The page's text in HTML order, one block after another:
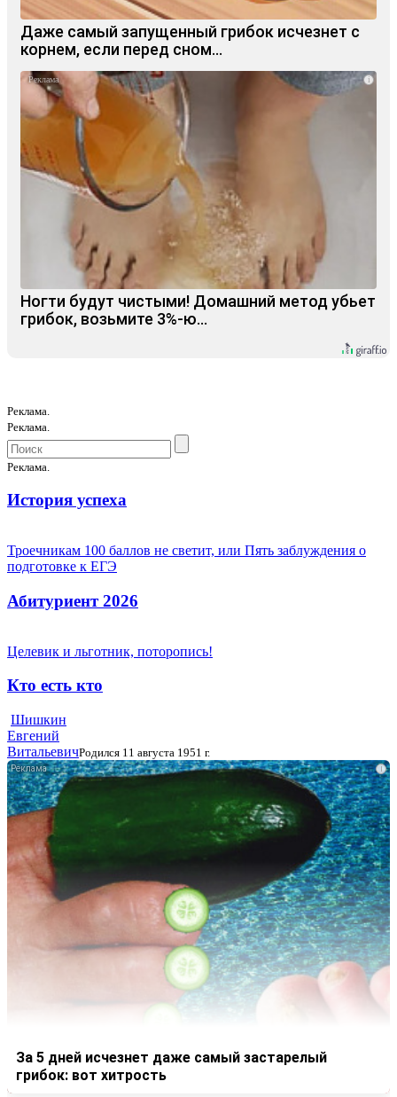
Даже самый запущенный грибок исчезнет с
корнем, если перед сном…
i
Ногти будут чистыми! Домашний метод убьет
грибок, возьмите 3%-ю…
Реклама.
Реклама.
Реклама.
История успеха
Троечникам 100 баллов не светит, или Пять заблуждения о
подготовке к ЕГЭ
Абитуриент 2026
Целевик и льготник, поторопись!
Кто есть кто
Шишкин
Евгений
ВитальевичРодился 11 августа 1951 г.
i
За 5 дней исчезнет даже самый застарелый
грибок: вот хитрость